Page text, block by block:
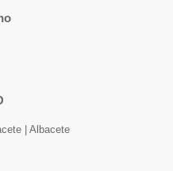
| Albacete